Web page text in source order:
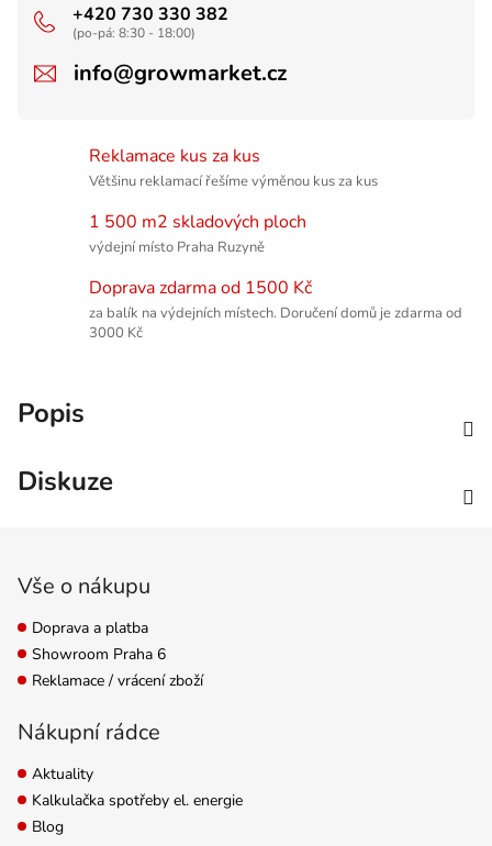
+420 730 330 382
(po-pá: 8:30 - 18:00)
info@growmarket.cz
Reklamace kus za kus
Většinu reklamací řešíme výměnou kus za kus
1 500 m2 skladových ploch
výdejní místo Praha Ruzyně
Doprava zdarma od 1500 Kč
za balík na výdejních místech. Doručení domů je zdarma od
3000 Kč
Popis
Diskuze
Vše o nákupu
Doprava a platba
Showroom Praha 6
Reklamace / vrácení zboží
Nákupní rádce
Aktuality
Kalkulačka spotřeby el. energie
Blog